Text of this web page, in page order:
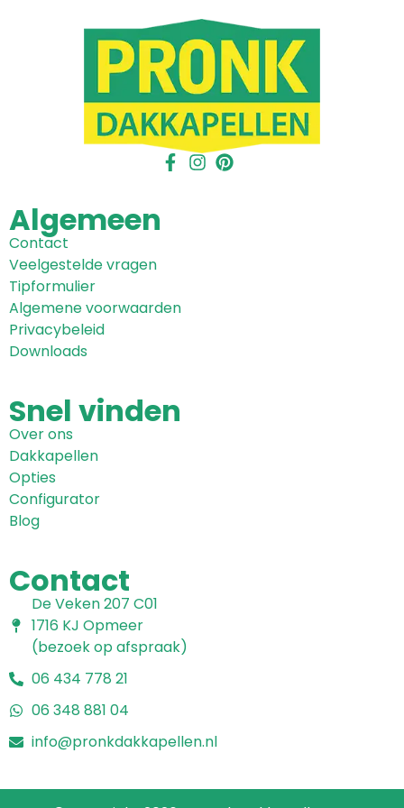
Algemeen
Contact
Veelgestelde vragen
Tipformulier
Algemene voorwaarden
Privacybeleid
Downloads
Snel vinden
Over ons
Dakkapellen
Opties
Configurator
Blog
Contact
De Veken 207 C01
1716 KJ Opmeer
(bezoek op afspraak)
06 434 778 21
06 348 881 04
info@pronkdakkapellen.nl